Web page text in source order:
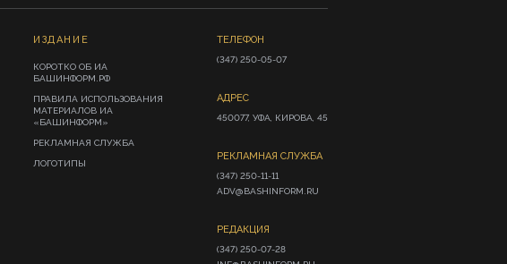
ИЗДАНИЕ
КОРОТКО ОБ ИА
БАШИНФОРМ.РФ
ПРАВИЛА ИСПОЛЬЗОВАНИЯ
МАТЕРИАЛОВ ИА
«БАШИНФОРМ»
РЕКЛАМНАЯ СЛУЖБА
ЛОГОТИПЫ
ТЕЛЕФОН
(347) 250-05-07
АДРЕС
450077, УФА, КИРОВА, 45
РЕКЛАМНАЯ СЛУЖБА
(347) 250-11-11
ADV@BASHINFORM.RU
РЕДАКЦИЯ
(347) 250-07-28